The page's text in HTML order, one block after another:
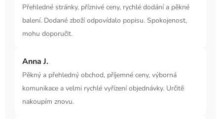
Přehledné stránky, příznivé ceny, rychlé dodání a pěkné
balení. Dodané zboží odpovídalo popisu. Spokojenost,
mohu doporučit.
Anna J.
Pěkný a přehledný obchod, příjemné ceny, výborná
komunikace a velmi rychlé vyřízení objednávky. Určitě
nakoupím znovu.